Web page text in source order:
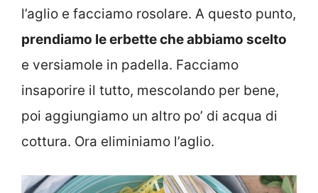
l’aglio e facciamo rosolare. A questo punto,
prendiamo le erbette che abbiamo scelto
e versiamole in padella. Facciamo
insaporire il tutto, mescolando per bene,
poi aggiungiamo un altro po’ di acqua di
cottura. Ora eliminiamo l’aglio.